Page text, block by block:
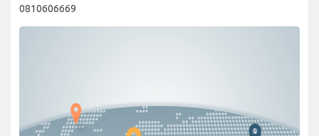
0810606669